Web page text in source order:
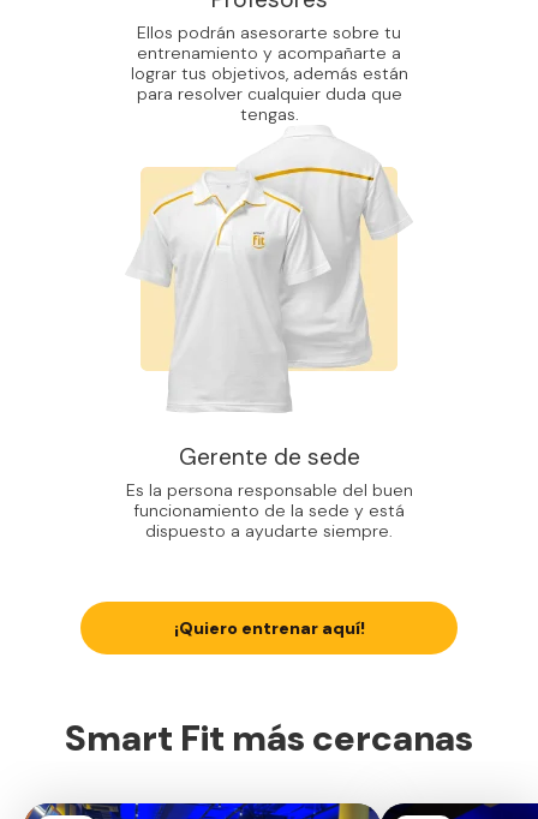
Ellos podrán asesorarte sobre tu
entrenamiento y acompañarte a
lograr tus objetivos, además están
para resolver cualquier duda que
tengas.
Gerente de sede
Es la persona responsable del buen
funcionamiento de la sede y está
dispuesto a ayudarte siempre.
¡Quiero entrenar aquí!
Smart Fit más cercanas